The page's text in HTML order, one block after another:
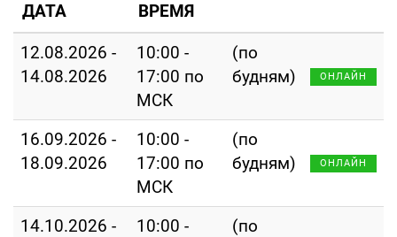
ДАТА ВРЕМЯ
12.08.2026 -
14.08.2026
10:00 -
17:00 по
МСК
(по
будням)
ОНЛАЙН
16.09.2026 -
18.09.2026
10:00 -
17:00 по
МСК
(по
будням)
ОНЛАЙН
14.10.2026 -
10:00 -
(по